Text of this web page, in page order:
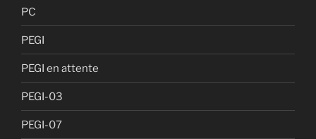
PC
PEGI
PEGI en attente
PEGI-03
PEGI-07